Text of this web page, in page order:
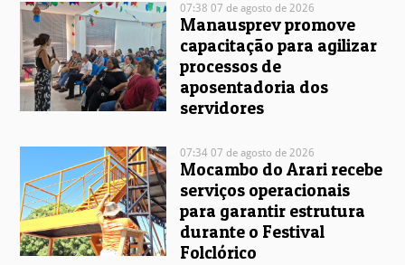
07:38 07 de agosto de 2026
Manausprev promove
capacitação para agilizar
processos de
aposentadoria dos
servidores
07:34 07 de agosto de 2026
Mocambo do Arari recebe
serviços operacionais
para garantir estrutura
durante o Festival
Folclórico